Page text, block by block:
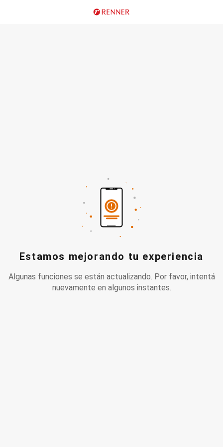
Estamos mejorando tu experiencia
Algunas funciones se están actualizando. Por favor, intentá
nuevamente en algunos instantes.